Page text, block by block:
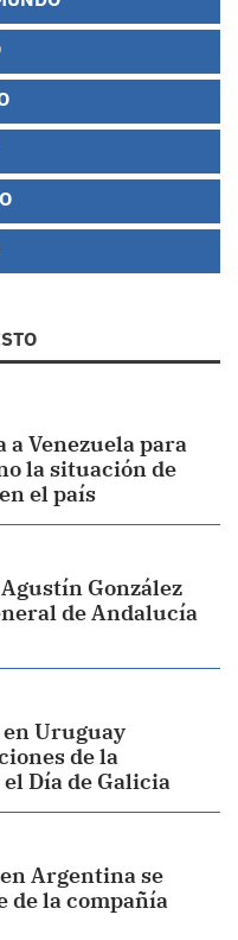
a Venezuela para
la situación de
el país
González
de Andalucía
en Uruguay
de la
Día de Galicia
Argentina se
de la compañía